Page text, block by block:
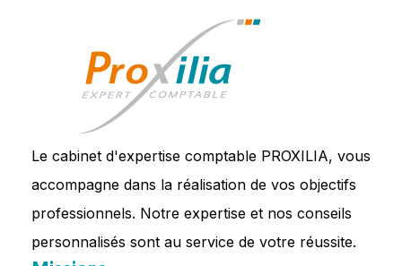
Le cabinet d'expertise comptable PROXILIA, vous
accompagne dans la réalisation de vos objectifs
professionnels. Notre expertise et nos conseils
personnalisés sont au service de votre réussite.